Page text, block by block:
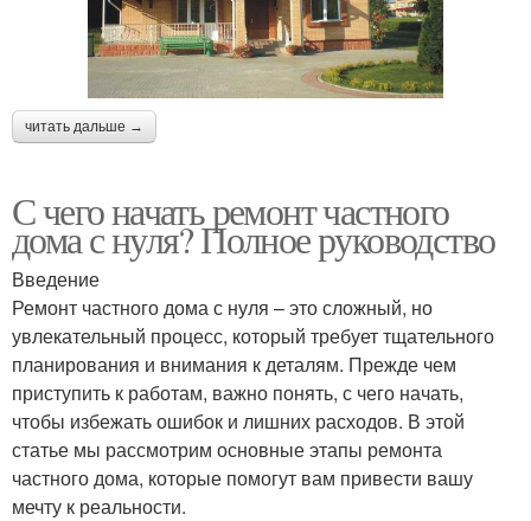
читать дальше →
С чего начать ремонт частного
дома с нуля? Полное руководство
Введение
Ремонт частного дома с нуля – это сложный, но
увлекательный процесс, который требует тщательного
планирования и внимания к деталям. Прежде чем
приступить к работам, важно понять, с чего начать,
чтобы избежать ошибок и лишних расходов. В этой
статье мы рассмотрим основные этапы ремонта
частного дома, которые помогут вам привести вашу
мечту к реальности.